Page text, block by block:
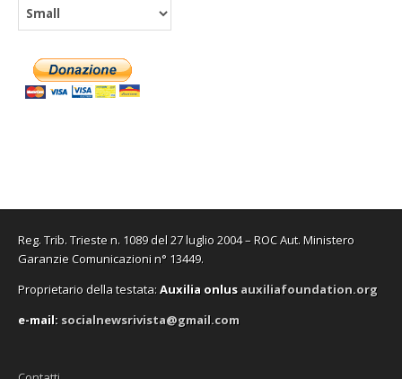
Reg. Trib. Trieste n. 1089 del 27 luglio 2004 – ROC Aut. Ministero
Garanzie Comunicazioni n° 13449.
Proprietario della testata:Auxilia onlus auxiliafoundation.org
e-mail: socialnewsrivista@gmail.com